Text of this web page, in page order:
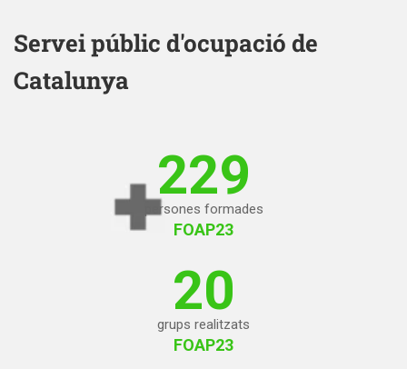
Servei públic d'ocupació de
Catalunya
229
persones formades
FOAP23
20
grups realitzats
FOAP23